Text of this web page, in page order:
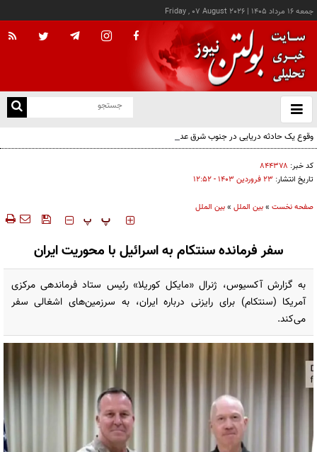
جمعه ۱۶ مرداد ۱۴۰۵ |
Friday , 07 August 2026
باز
و
وقوع یک حادثه دریایی در جنوب شرق عدن
کد خبر: ۸۴۴۳۷۸
تاریخ انتشار: ۲۳ فروردين ۱۴۰۳ - ۱۲:۵۲
صفحه نخست »بین الملل »بین الملل
‍‍‍ پ پ
سفر فرمانده سنتکام به اسرائیل با محوریت ایران
به گزارش آکسیوس، ژنرال «مایکل کوریلا» رئیس ستاد فرماندهی مرکزی
آمریکا (سنتکام) برای رایزنی درباره ایران، به سرزمین‌های اشغالی سفر
می‌کند.